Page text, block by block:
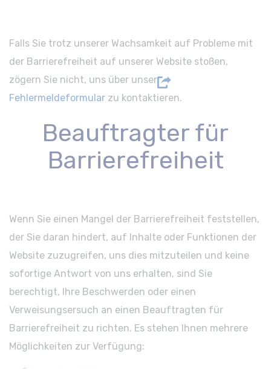
Falls Sie trotz unserer Wachsamkeit auf Probleme mit
der Barrierefreiheit auf unserer Website stoßen,
zögern Sie nicht, uns über unser
Fehlermeldeformular zu kontaktieren.
Beauftragter für
Barrierefreiheit
Wenn Sie einen Mangel der Barrierefreiheit feststellen,
der Sie daran hindert, auf Inhalte oder Funktionen der
Website zuzugreifen, uns dies mitzuteilen und keine
sofortige Antwort von uns erhalten, sind Sie
berechtigt, Ihre Beschwerden oder einen
Verweisungsersuch an einen Beauftragten für
Barrierefreiheit zu richten. Es stehen Ihnen mehrere
Möglichkeiten zur Verfügung: